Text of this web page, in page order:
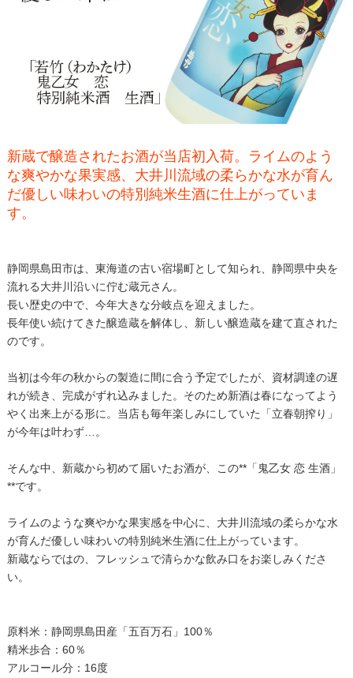
新蔵で醸造されたお酒が当店初入荷。ライムのよう
な爽やかな果実感、大井川流域の柔らかな水が育ん
だ優しい味わいの特別純米生酒に仕上がっていま
す。
静岡県島田市は、東海道の古い宿場町として知られ、静岡県中央を
流れる大井川沿いに佇む蔵元さん。
長い歴史の中で、今年大きな分岐点を迎えました。
長年使い続けてきた醸造蔵を解体し、新しい醸造蔵を建て直された
のです。
当初は今年の秋からの製造に間に合う予定でしたが、資材調達の遅
れが続き、完成がずれ込みました。そのため新酒は春になってよう
やく出来上がる形に。当店も毎年楽しみにしていた「立春朝搾り」
が今年は叶わず…。
そんな中、新蔵から初めて届いたお酒が、この**「鬼乙女 恋 生酒」
**です。
ライムのような爽やかな果実感を中心に、大井川流域の柔らかな水
が育んだ優しい味わいの特別純米生酒に仕上がっています。
新蔵ならではの、フレッシュで清らかな飲み口をお楽しみくださ
い。
原料米：静岡県島田産「五百万石」100％
精米歩合：60％
アルコール分：16度